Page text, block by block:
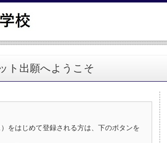
ト出願へようこそ
をはじめて登録される方は、下のボタンを